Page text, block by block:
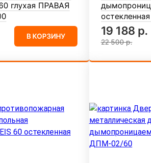
глухая ПРАВАЯ
В КОРЗИНУ 19 188 р.
22 500 р.